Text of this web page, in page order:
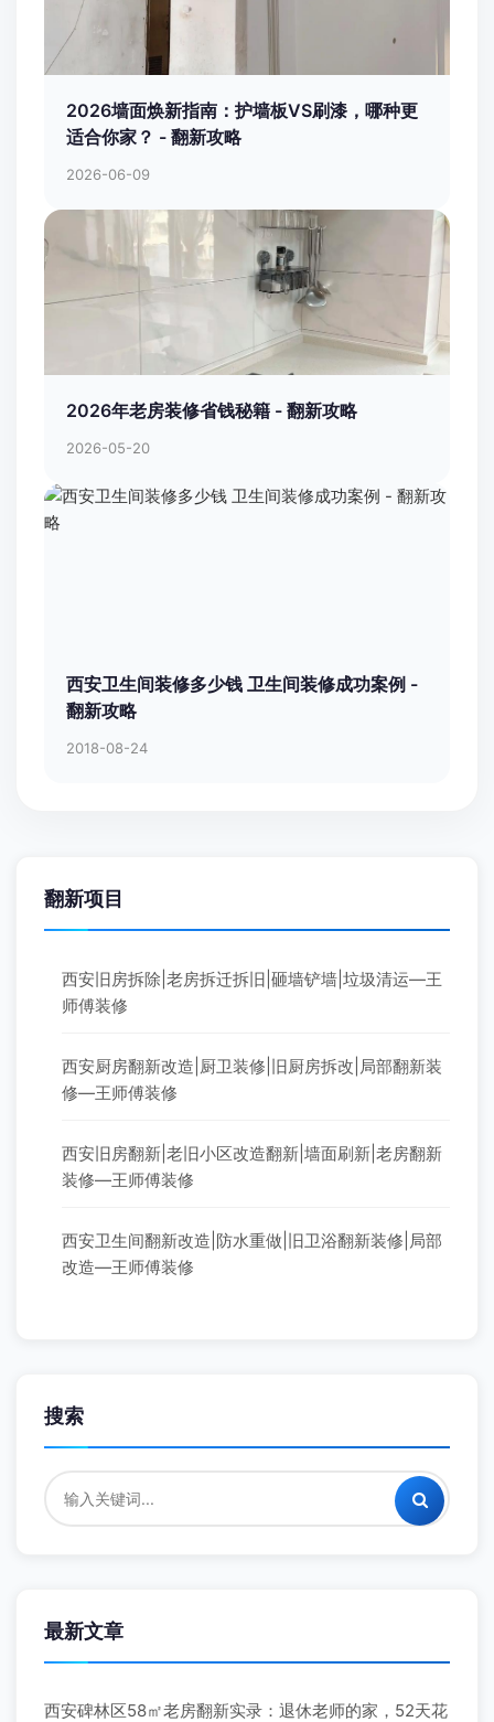
2026墙面焕新指南：护墙板VS刷漆，哪种更
适合你家？ - 翻新攻略
2026-06-09
2026年老房装修省钱秘籍 - 翻新攻略
2026-05-20
西安卫生间装修多少钱 卫生间装修成功案例 -
翻新攻略
2018-08-24
翻新项目
西安旧房拆除|老房拆迁拆旧|砸墙铲墙|垃圾清运—王
师傅装修
西安厨房翻新改造|厨卫装修|旧厨房拆改|局部翻新装
修—王师傅装修
西安旧房翻新|老旧小区改造翻新|墙面刷新|老房翻新
装修—王师傅装修
西安卫生间翻新改造|防水重做|旧卫浴翻新装修|局部
改造—王师傅装修
搜索
最新文章
西安碑林区58㎡老房翻新实录：退休老师的家，52天花